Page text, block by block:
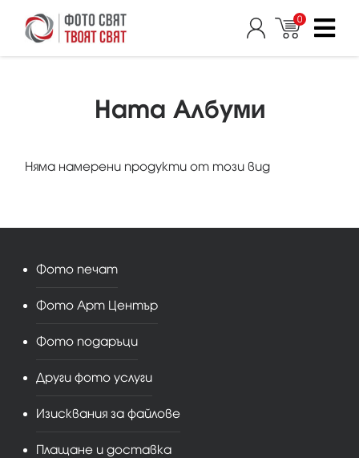
0
Hama Албуми
Няма намерени продукти от този вид
Фото печат
Фото Арт Център
Фото подаръци
Други фото услуги
Изисквания за файлове
Плащане и доставка